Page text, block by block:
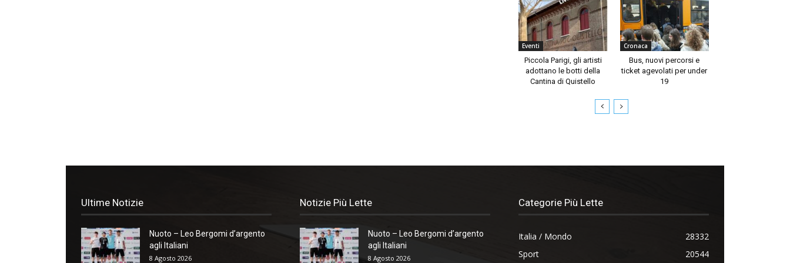
Eventi
Piccola Parigi, gli artisti
adottano le botti della
Cantina di Quistello
Cronaca
Bus, nuovi percorsi e
ticket agevolati per under
19
Ultime Notizie
Nuoto – Leo Bergomi d’argento
agli Italiani
8 Agosto 2026
Notizie Più Lette
Nuoto – Leo Bergomi d’argento
agli Italiani
8 Agosto 2026
Categorie Più Lette
Italia / Mondo
28332
Sport
20544